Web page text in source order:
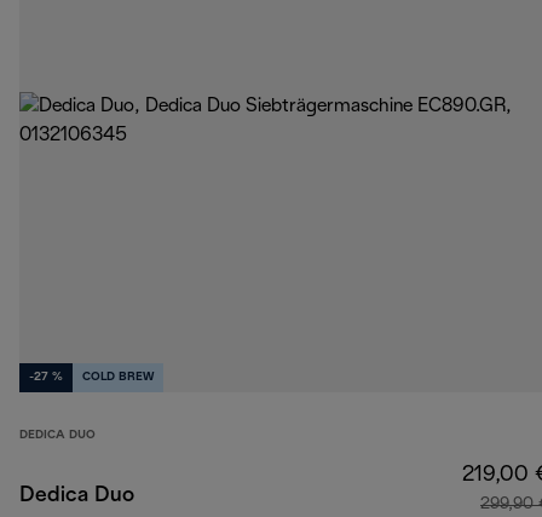
-27 % COLD BREW
DEDICA DUO
Dedica Duo
219,00
299,90